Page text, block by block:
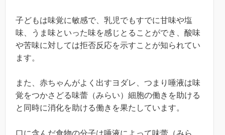
子どもは味覚に敏感で、乳児でもすでに甘味や塩
味、うま味といった味を感じとることができ、酸味
や苦味に対しては拒否反応を示すことが知られてい
ます。
また、赤ちゃんがよく出すヨダレ、つまり唾液は味
覚をつかさどる味蕾（みらい）細胞の働きを助ける
と同時に消化を助ける働きを果たしています。
口に含んだ食物の分子は唾液によって味蕾（みら